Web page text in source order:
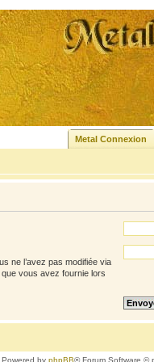
Metal Connexion
ne l’avez pas modifiée via
que vous avez fournie lors
Powered byphpBB® Forum Software ©